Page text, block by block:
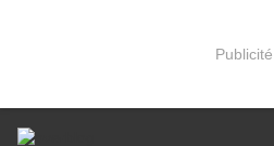
Publicité